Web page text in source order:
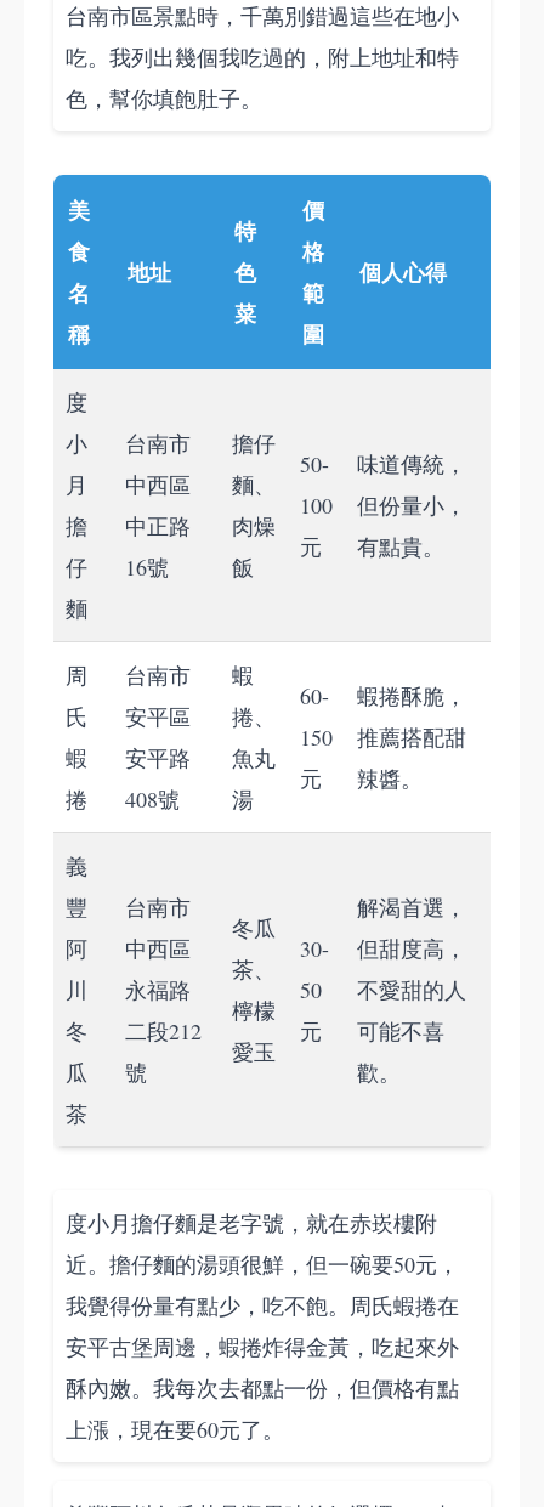
台南市區景點時，千萬別錯過這些在地小
吃。我列出幾個我吃過的，附上地址和特
色，幫你填飽肚子。
美
食
名
稱
地址
特
色
菜
價
格
範
圍
個人心得
度
小
月
擔
仔
麵
台南市
中西區
中正路
16號
擔仔
麵、
肉燥
飯
50-
100
元
味道傳統，
但份量小，
有點貴。
周
氏
蝦
捲
台南市
安平區
安平路
408號
蝦
捲、
魚丸
湯
60-
150
元
蝦捲酥脆，
推薦搭配甜
辣醬。
義
豐
阿
川
冬
瓜
茶
台南市
中西區
永福路
二段212
號
冬瓜
茶、
檸檬
愛玉
30-
50
元
解渴首選，
但甜度高，
不愛甜的人
可能不喜
歡。
度小月擔仔麵是老字號，就在赤崁樓附
近。擔仔麵的湯頭很鮮，但一碗要50元，
我覺得份量有點少，吃不飽。周氏蝦捲在
安平古堡周邊，蝦捲炸得金黃，吃起來外
酥內嫩。我每次去都點一份，但價格有點
上漲，現在要60元了。